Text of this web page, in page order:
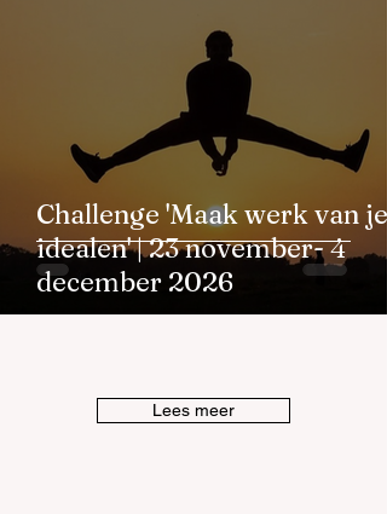
Challenge 'Maak werk van je
idealen' | 23 november- 4
december 2026
Lees meer